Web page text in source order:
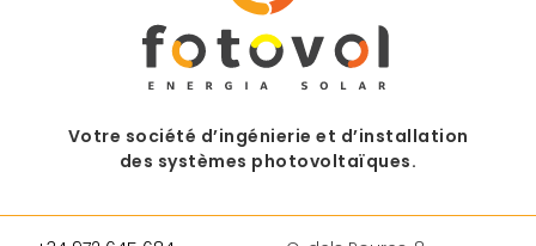
Votre société d’ingénierie et d’installation
des systèmes photovoltaïques.